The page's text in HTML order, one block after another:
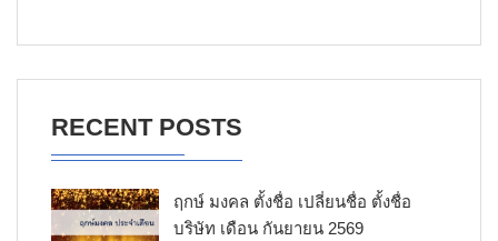
RECENT POSTS
ฤกษ์ มงคล ตั้งชื่อ เปลี่ยนชื่อ ตั้งชื่อ
บริษัท เดือน กันยายน 2569